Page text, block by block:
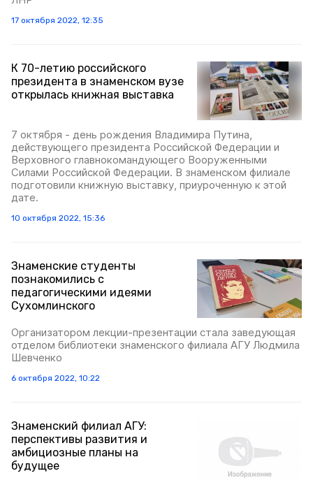
17 октября 2022, 12:35
К 70-летию российского
президента в знаменском вузе
открылась книжная выставка
7 октября - день рождения Владимира Путина,
действующего президента Российской Федерации и
Верховного главнокомандующего Вооруженными
Силами Российской Федерации. В знаменском филиале
подготовили книжную выставку, приуроченную к этой
дате.
10 октября 2022, 15:36
Знаменские студенты
познакомились с
педагогическими идеями
Сухомлинского
Организатором лекции-презентации стала заведующая
отделом библиотеки знаменского филиала АГУ Людмила
Шевченко
6 октября 2022, 10:22
Знаменский филиал АГУ:
перспективы развития и
амбициозные планы на
будущее